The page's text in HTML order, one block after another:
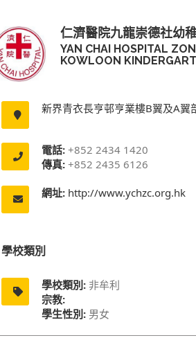
仁濟醫院九龍崇德社幼
YAN CHAI HOSPITAL
KOWLOON
新界青衣長亨邨亨業樓B翼及A翼
電話: +852 2434 1420
傳真: +852 2435 6126
網址: http://www.ychzc.org.hk
學校類別
學校類別: 非牟利
宗教:
學生性別: 男女